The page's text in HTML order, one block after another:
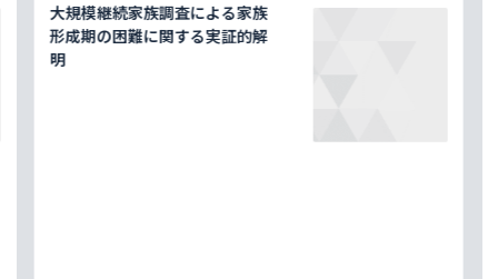
大規模継続家族調査による家族
形成期の困難に関する実証的解
明